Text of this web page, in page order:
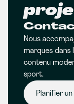
Nous
marques dans
contenu
sport.
Planifier un